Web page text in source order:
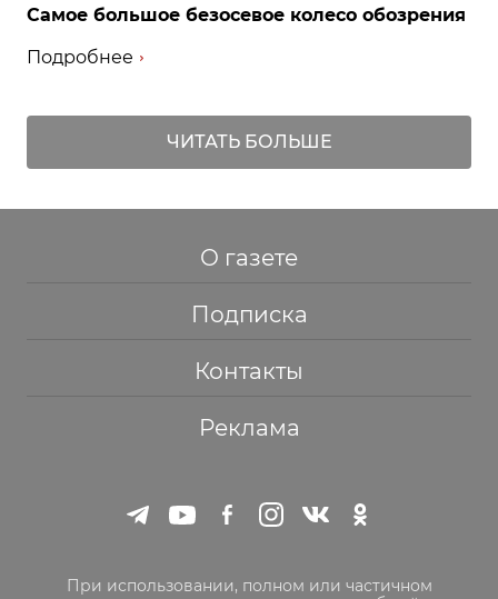
Самое большое безосевое колесо обозрения
Подробнее
ЧИТАТЬ БОЛЬШЕ
О газете
Подписка
Контакты
Реклама
При использовании, полном или частичном